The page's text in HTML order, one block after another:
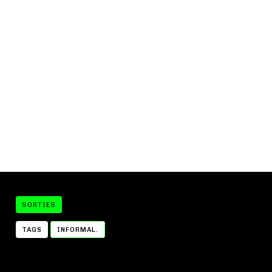
SORTIES
TAGS INFORMAL.